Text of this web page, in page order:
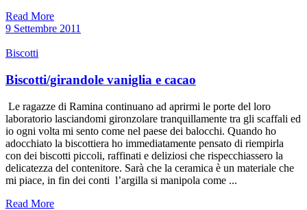
Read More
9 Settembre 2011
Biscotti
Biscotti/girandole vaniglia e cacao
Le ragazze di Ramina continuano ad aprirmi le porte del loro
laboratorio lasciandomi gironzolare tranquillamente tra gli scaffali ed
io ogni volta mi sento come nel paese dei balocchi. Quando ho
adocchiato la biscottiera ho immediatamente pensato di riempirla
con dei biscotti piccoli, raffinati e deliziosi che rispecchiassero la
delicatezza del contenitore. Sarà che la ceramica è un materiale che
mi piace, in fin dei conti l’argilla si manipola come ...
Read More